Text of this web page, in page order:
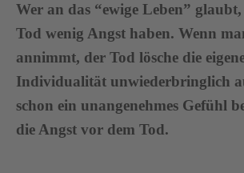
Wer an das “ewige Leben”
Tod wenig Angst haben. Wenn
annimmt, der Tod lösche die
Individualität unwiederbringlich
schon ein unangenehmes Gefühl
die Angst vor dem Tod.